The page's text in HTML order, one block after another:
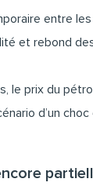
entre
et rebond
le prix du
d’un